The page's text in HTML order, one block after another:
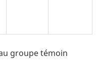
groupe témoin